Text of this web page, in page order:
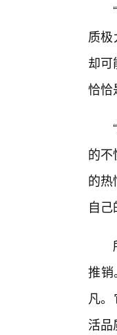
质
却
恰恰
的
的
自己
推
凡
活品